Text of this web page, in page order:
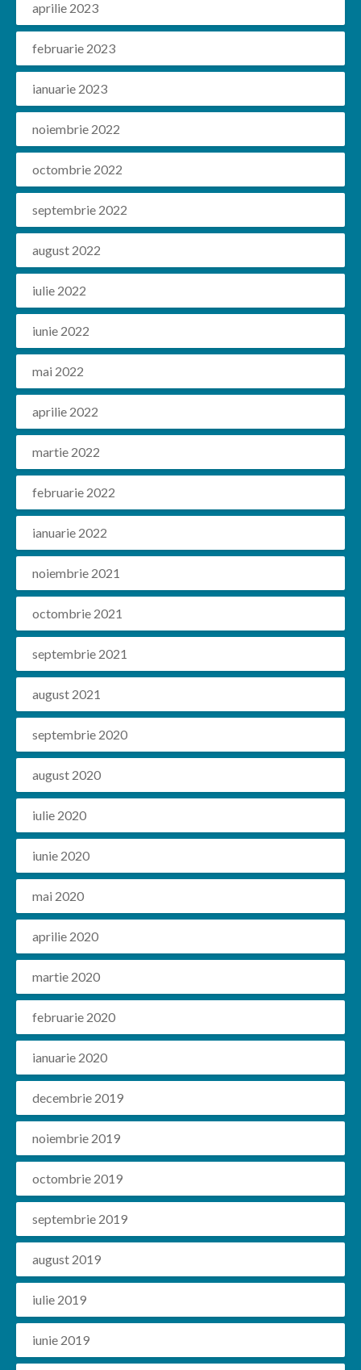
aprilie 2023
februarie 2023
ianuarie 2023
noiembrie 2022
octombrie 2022
septembrie 2022
august 2022
iulie 2022
iunie 2022
mai 2022
aprilie 2022
martie 2022
februarie 2022
ianuarie 2022
noiembrie 2021
octombrie 2021
septembrie 2021
august 2021
septembrie 2020
august 2020
iulie 2020
iunie 2020
mai 2020
aprilie 2020
martie 2020
februarie 2020
ianuarie 2020
decembrie 2019
noiembrie 2019
octombrie 2019
septembrie 2019
august 2019
iulie 2019
iunie 2019